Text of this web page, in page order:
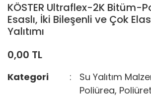
KÖSTER Ultraflex-2K Bitüm-
Esaslı, İki Bileşenli ve Çok
Yalıtımı
0,00 TL
Kategori Su Yalıtım
Poliürea,